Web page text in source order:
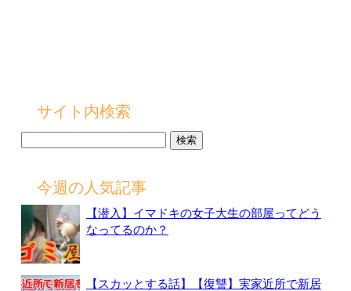
サイト内検索
今週の人気記事
【潜入】イマドキの女子大生の部屋ってどう
なってるのか？
【スカッとする話】【復讐】実家近所で新居